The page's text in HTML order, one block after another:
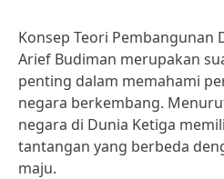
Konsep Teori Pembangunan
Arief Budiman merupakan
penting dalam memahami
negara berkembang.
negara di Dunia Ketiga
tantangan yang berbeda
maju.